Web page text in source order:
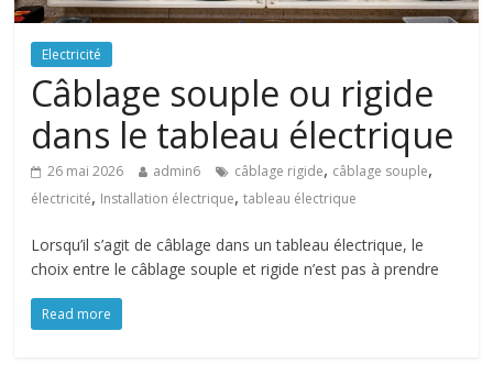
Electricité
Câblage souple ou rigide
dans le tableau électrique
26 mai 2026 admin6 câblage rigide, câblage souple,
électricité, Installation électrique,tableau électrique
Lorsqu’il s’agit de câblage dans un tableau électrique, le
choix entre le câblage souple et rigide n’est pas à prendre
Read more